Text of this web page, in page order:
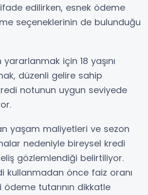
edilirken, esnek ödeme
seçeneklerinin de bulunduğu
için 18 yaşını
düzenli gelire sahip
notunun uygun seviyede
yaşam maliyetleri ve sezon
nedeniyle bireysel kredi
gözlemlendiği belirtiliyor.
kullanmadan önce faiz oranı
tutarının dikkatle